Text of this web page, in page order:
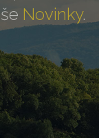
Novinky.